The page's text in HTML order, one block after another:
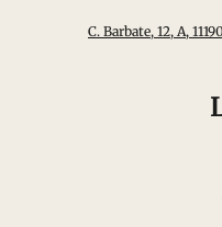
C. Barbate, 12, A,